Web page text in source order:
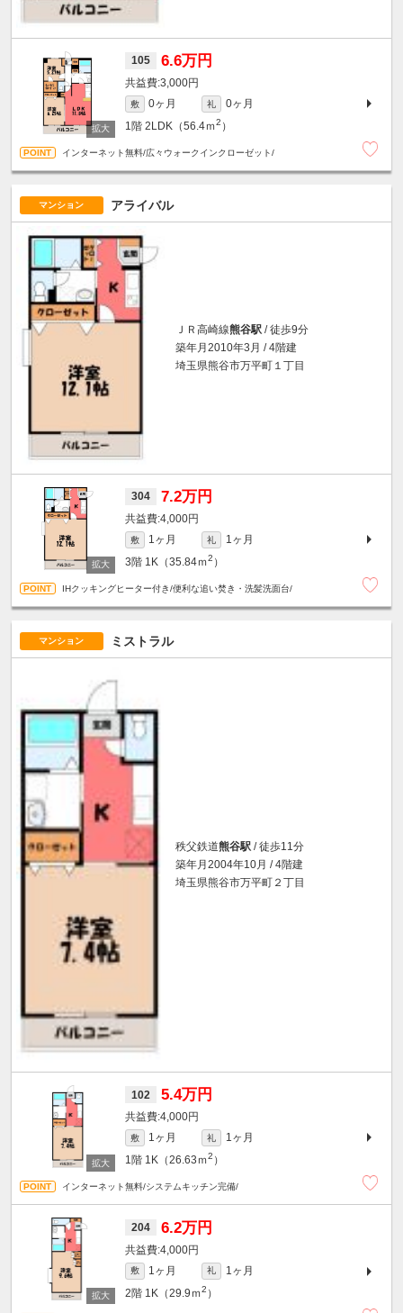
105 6.6万円
3,000円
敷 0ヶ月 礼
0ヶ月
1階 2LDK（56.4ｍ2 ）
インターネット無料/広々ウォークインクローゼット/
マンション アライバル
ＪＲ高崎線熊谷駅 / 徒歩9分
築年月2010年3月 / 4階建
埼玉県熊谷市万平町１丁目
304 7.2万円
4,000円
敷 1ヶ月 礼
1ヶ月
3階 1K（35.84ｍ2 ）
IHクッキングヒーター付き/便利な追い焚き・洗髪洗面台/
マンション ミストラル
秩父鉄道熊谷駅 / 徒歩11分
築年月2004年10月 / 4階建
埼玉県熊谷市万平町２丁目
102 5.4万円
4,000円
敷 1ヶ月 礼
1ヶ月
1階 1K（26.63ｍ2 ）
インターネット無料/システムキッチン完備/
204 6.2万円
4,000円
敷 1ヶ月 礼
1ヶ月
2階 1K（29.9ｍ2 ）